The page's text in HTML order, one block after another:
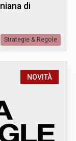
di
Strategie & Regole
NOVITÀ